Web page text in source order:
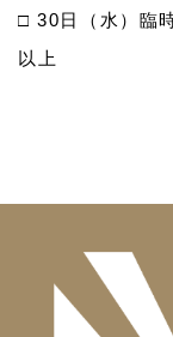
□ 30日（水）臨
以上